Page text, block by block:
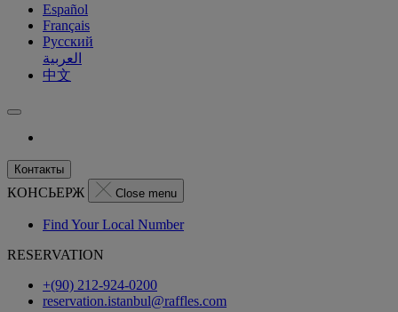
Español
Français
Русский
العربية
中文
Контакты
КОНСЬЕРЖ Close menu
Find Your Local Number
RESERVATION
+(90) 212-924-0200
reservation.istanbul@raffles.com